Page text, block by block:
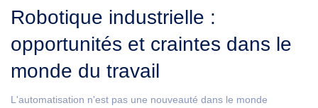
Robotique industrielle :
opportunités et craintes dans le
monde du travail
L'automatisation n'est pas une nouveauté dans le monde